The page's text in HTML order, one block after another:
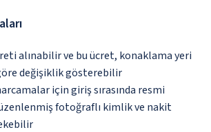
alınabilir ve bu ücret, konaklama yeri
değişiklik gösterebilir
için giriş sırasında resmi
fotoğraflı kimlik ve nakit